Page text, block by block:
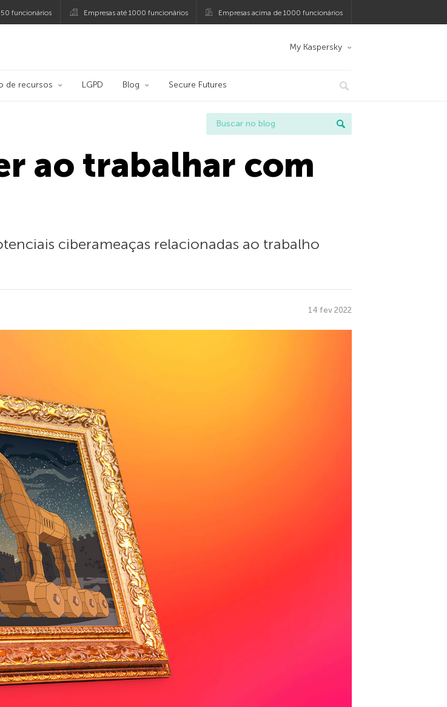
50 funcionários Empresas até 1000 funcionários Empresas acima de 1000 funcionários
My Kaspersky
de recursos LGPD Blog Secure Futures
ao trabalhar com
ciberameaças relacionadas ao trabalho
14 fev 2022